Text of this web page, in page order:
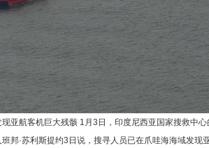
航客机巨大残骸 1月3日，印度尼西亚国家搜救中心
邦·苏利斯提约3日说，搜寻人员已在爪哇海海域发